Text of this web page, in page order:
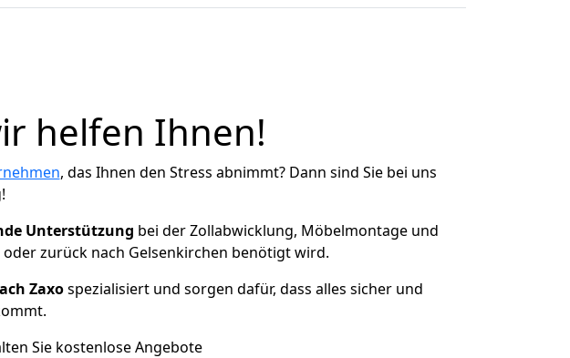
helfen Ihnen!
, das Ihnen den Stress abnimmt? Dann sind Sie bei uns
Unterstützung bei der Zollabwicklung, Möbelmontage und
zurück nach Gelsenkirchen benötigt wird.
Zaxospezialisiert und sorgen dafür, dass alles sicher und
Sie kostenlose Angebote